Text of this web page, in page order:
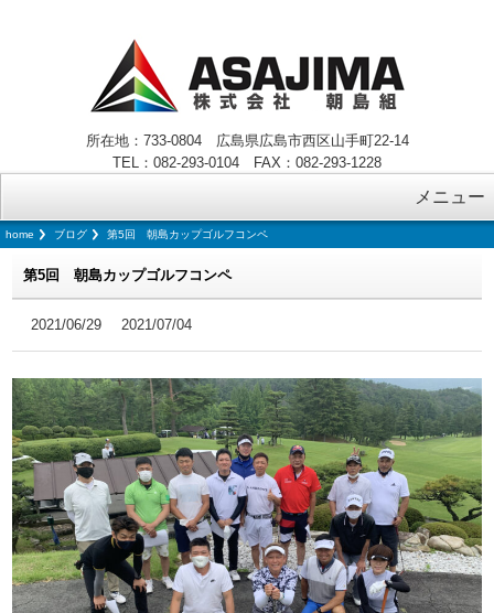
所在地：733-0804 広島県広島市西区山手町22-14
TEL：082-293-0104 FAX：082-293-1228
メニュー
home ブログ 第5回 朝島カップゴルフコンペ
第5回 朝島カップゴルフコンペ
2021/06/29 2021/07/04